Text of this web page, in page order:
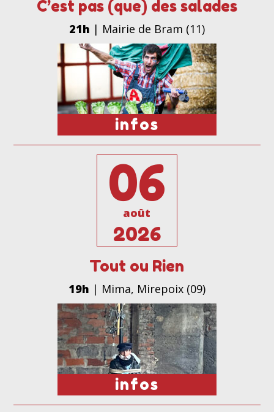
C’est pas (que) des salades
21h | Mairie de Bram (11)
infos
06
août
2026
Tout ou Rien
19h | Mima, Mirepoix (09)
infos